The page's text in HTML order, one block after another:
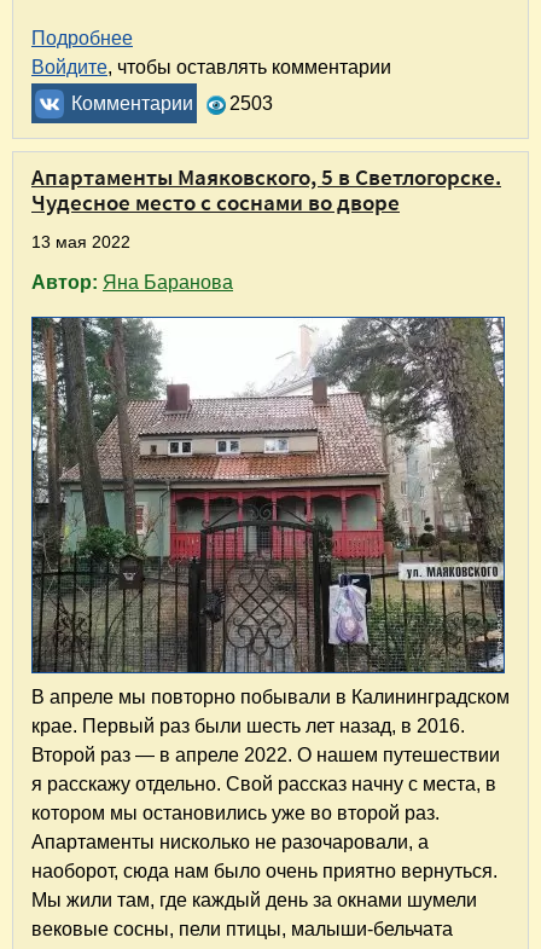
Подробнее
Войдите, чтобы оставлять комментарии
Комментарии
2503
Апартаменты Маяковского, 5 в Светлогорске.
Чудесное место с соснами во дворе
13 мая 2022
Автор: Яна Баранова
В апреле мы повторно побывали в Калининградском
крае. Первый раз были шесть лет назад, в 2016.
Второй раз — в апреле 2022. О нашем путешествии
я расскажу отдельно. Свой рассказ начну с места, в
котором мы остановились уже во второй раз.
Апартаменты нисколько не разочаровали, а
наоборот, сюда нам было очень приятно вернуться.
Мы жили там, где каждый день за окнами шумели
вековые сосны, пели птицы, малыши-бельчата